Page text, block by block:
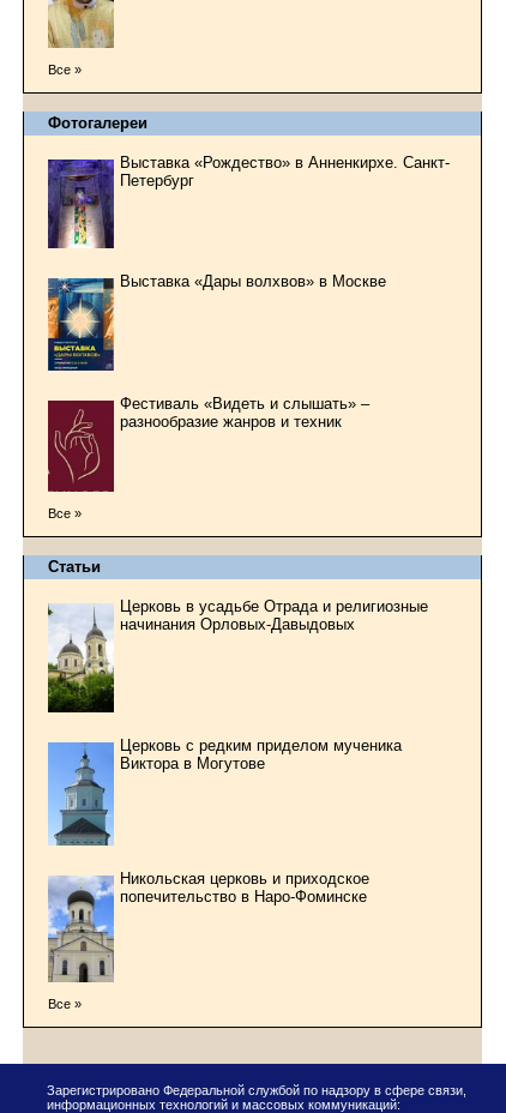
Все »
Фотогалереи
Выставка «Рождество» в Анненкирхе. Санкт-
Петербург
Выставка «Дары волхвов» в Москве
Фестиваль «Видеть и слышать» –
разнообразие жанров и техник
Все »
Статьи
Церковь в усадьбе Отрада и религиозные
начинания Орловых-Давыдовых
Церковь с редким приделом мученика
Виктора в Могутове
Никольская церковь и приходское
попечительство в Наро-Фоминске
Все »
Зарегистрировано Федеральной службой по надзору в сфере связи,
информационных технологий и массовых коммуникаций: